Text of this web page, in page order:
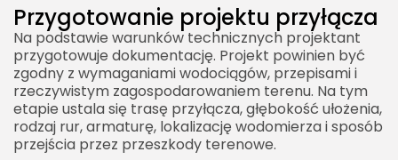
Przygotowanie projektu przyłącza
Na podstawie warunków technicznych projektant
przygotowuje dokumentację. Projekt powinien być
zgodny z wymaganiami wodociągów, przepisami i
rzeczywistym zagospodarowaniem terenu. Na tym
etapie ustala się trasę przyłącza, głębokość ułożenia,
rodzaj rur, armaturę, lokalizację wodomierza i sposób
przejścia przez przeszkody terenowe.